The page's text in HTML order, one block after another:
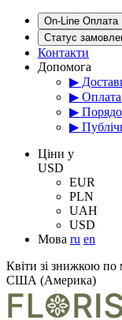
On-Line Оплата
Статус
Контакти
Допомога
▶
▶ Оплата
▶
▶
Цiни у
USD
EUR
PLN
UAH
USD
Мова ru en
Квіти зі знижкою по
США (Америка)